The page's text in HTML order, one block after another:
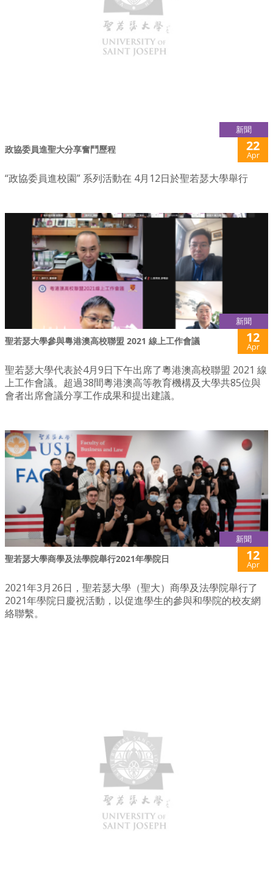
新聞
政協委員進聖大分享奮鬥歷程 22
Apr
“政協委員進校園” 系列活動在 4月12日於聖若瑟大學舉行
新聞
聖若瑟大學參與粵港澳高校聯盟 2021 線上工作會議 12
Apr
聖若瑟大學代表於4月9日下午出席了粵港澳高校聯盟 2021 線
上工作會議。超過38間粵港澳高等教育機構及大學共85位與
會者出席會議分享工作成果和提出建議。
新聞
聖若瑟大學商學及法學院舉行2021年學院日 12
Apr
2021年3月26日，聖若瑟大學（聖大）商學及法學院舉行了
2021年學院日慶祝活動，以促進學生的參與和學院的校友網
絡聯繫。